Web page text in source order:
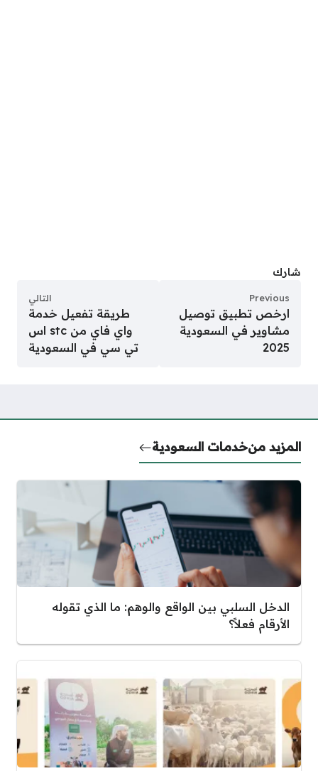
شارك
Previous
ارخص تطبيق توصيل
مشاوير في السعودية
2025
التالي
طريقة تفعيل خدمة
واي فاي من stc اس
تي سي في السعودية
المزيد منخدمات السعودية
الدخل السلبي بين الواقع والوهم: ما الذي تقوله
الأرقام فعلاً؟